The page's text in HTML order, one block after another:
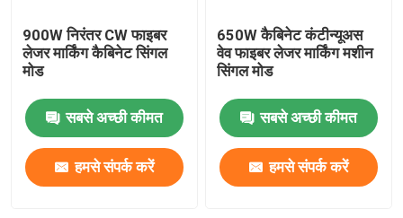
900W निरंतर CW फाइबर
लेजर मार्किंग कैबिनेट सिंगल
मोड
सबसे अच्छी कीमत
हमसे संपर्क करें
650W कैबिनेट कंटीन्यूअस
वेव फाइबर लेजर मार्किंग मशीन
सिंगल मोड
सबसे अच्छी कीमत
हमसे संपर्क करें